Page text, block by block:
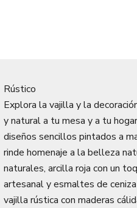
Rústico
Explora la vajilla y la
y natural a tu mesa y a tu
diseños sencillos pintados a
rinde homenaje a la belleza
naturales, arcilla roja con un
artesanal y esmaltes de
vajilla rústica con maderas